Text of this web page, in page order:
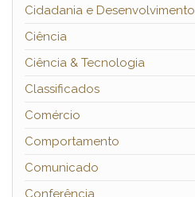
Cidadania e Desenvolvimento
Ciência
Ciência & Tecnologia
Classificados
Comércio
Comportamento
Comunicado
Conferência